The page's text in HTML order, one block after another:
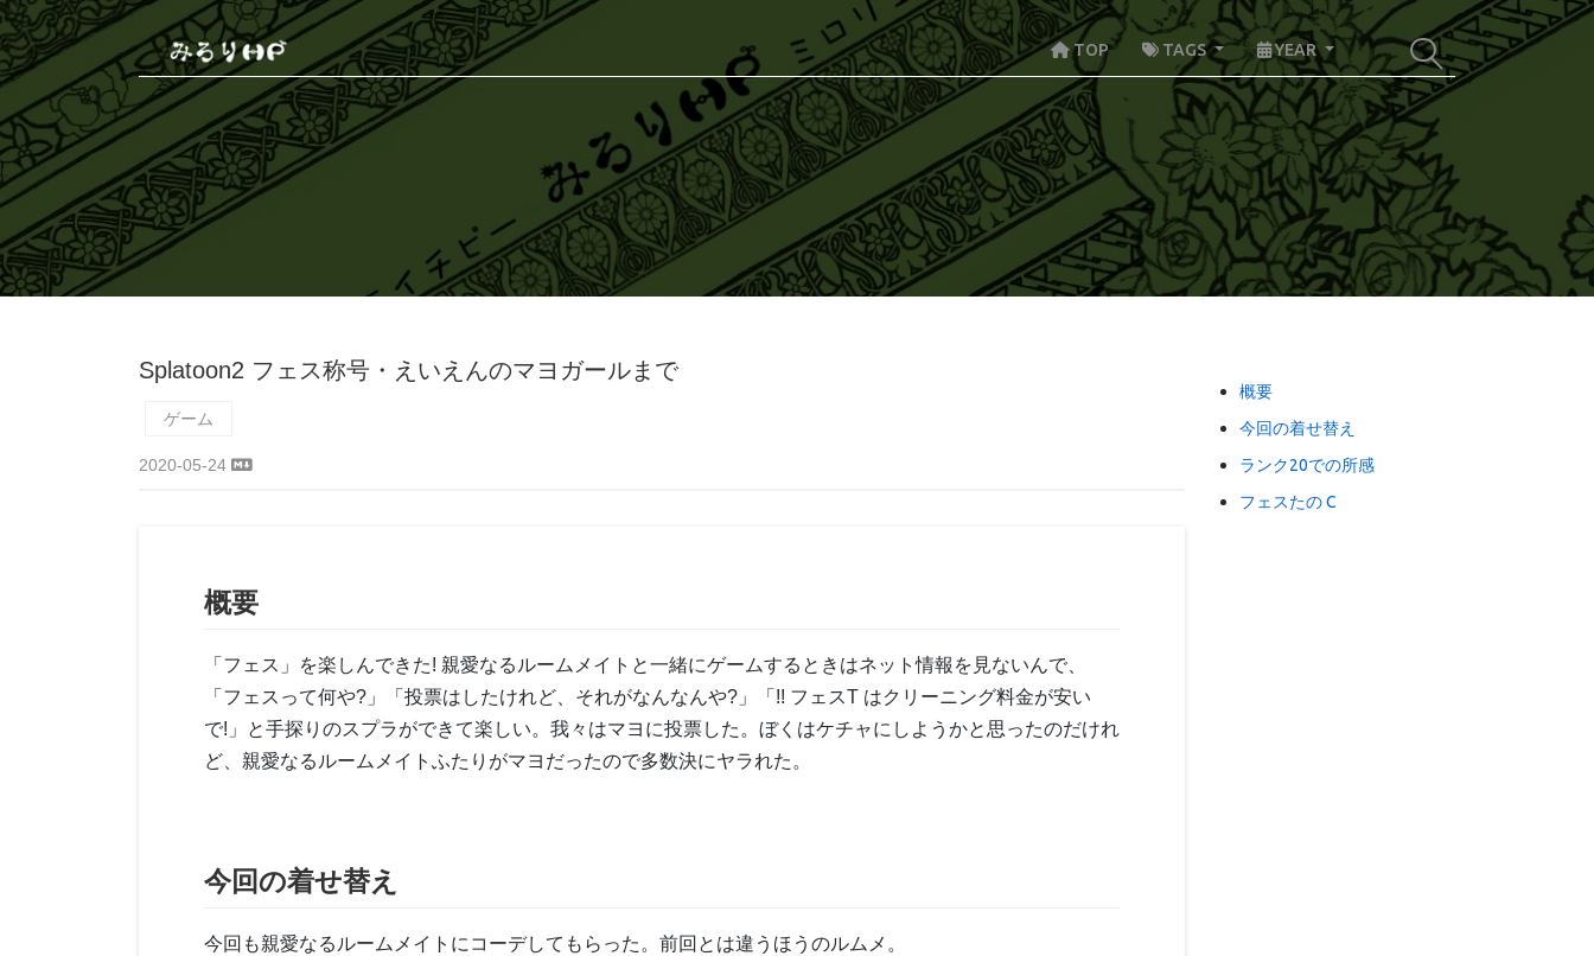
TOP TAGS YEAR
Splatoon2 フェス称号・えいえんのマヨガールまで
ゲーム
2020-05-24
概要
「フェス」を楽しんできた! 親愛なるルームメイトと一緒にゲームするときはネット情報を見ないんで、
「フェスって何や?」「投票はしたけれど、それがなんなんや?」「!! フェスT はクリーニング料金が安い
で!」と手探りのスプラができて楽しい。我々はマヨに投票した。ぼくはケチャにしようかと思ったのだけれ
ど、親愛なるルームメイトふたりがマヨだったので多数決にヤラれた。
今回の着せ替え
今回も親愛なるルームメイトにコーデしてもらった。前回とは違うほうのルムメ。
概要
今回の着せ替え
ランク20での所感
フェスたの C